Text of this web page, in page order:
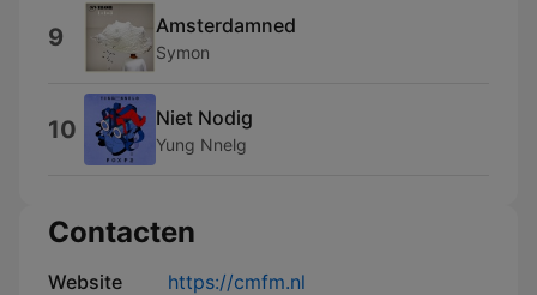
9 Amsterdamned
Symon
10 Niet Nodig
Yung Nnelg
Contacten
Website
https://cmfm.nl